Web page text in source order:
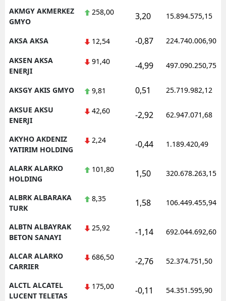
Ordu
Rize
Sinop
Sivas
Trabzon
Uşak
AKMGY AKMERKEZ
GMYO
258,00 3,20 15.894.575,15
AKSA AKSA 12,54 -0,87 224.740.006,90
AKSEN AKSA
ENERJI
91,40 -4,99 497.090.250,75
AKSGY AKIS GMYO 9,81 0,51 25.719.982,12
AKSUE AKSU
ENERJI
42,60 -2,92 62.947.071,68
AKYHO AKDENIZ
YATIRIM HOLDING
2,24 -0,44 1.189.420,49
ALARK ALARKO
HOLDING
101,80 1,50 320.678.263,15
ALBRK ALBARAKA
TURK
8,35 1,58 106.449.455,94
ALBTN ALBAYRAK
BETON SANAYI
25,92 -1,14 692.044.692,60
ALCAR ALARKO
CARRIER
686,50 -2,76 52.374.751,50
ALCTL ALCATEL
LUCENT TELETAS
175,00 -0,11 54.351.595,90